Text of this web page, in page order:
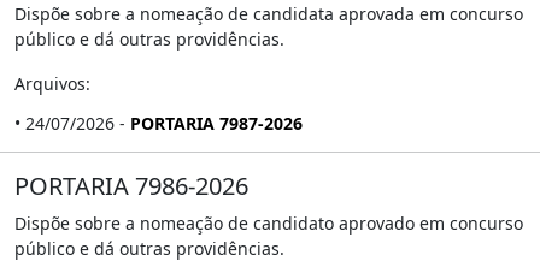
Dispõe sobre a nomeação de candidata aprovada em concurso
público e dá outras providências.
Arquivos:
• 24/07/2026 - PORTARIA 7987-2026
PORTARIA 7986-2026
Dispõe sobre a nomeação de candidato aprovado em concurso
público e dá outras providências.